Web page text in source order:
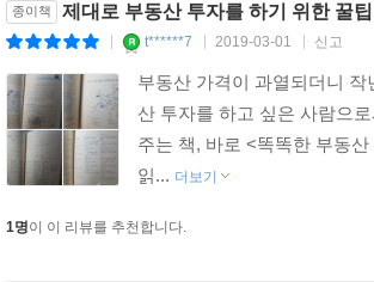
종이책 제대로 부동산 투자를 하기 위한 꿀
t******7 2019-03-01 신고
부동산 가격이 과열되더니
산 투자를 하고 싶은 사람으
주는 책, 바로 <똑똑한 부동
읽... 더보기
1명이 이 리뷰를 추천합니다.